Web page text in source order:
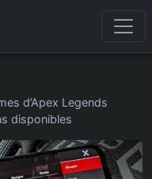
d’Apex Legends
disponibles